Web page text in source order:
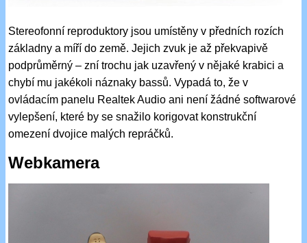
Stereofonní reproduktory jsou umístěny v předních rozích
základny a míří do země. Jejich zvuk je až překvapivě
podprůměrný – zní trochu jak uzavřený v nějaké krabici a
chybí mu jakékoli náznaky bassů. Vypadá to, že v
ovládacím panelu Realtek Audio ani není žádné softwarové
vylepšení, které by se snažilo korigovat konstrukční
omezení dvojice malých repráčků.
Webkamera